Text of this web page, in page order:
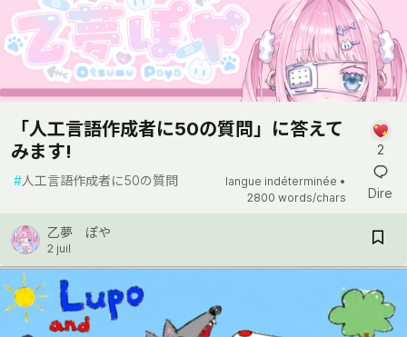
「人工言語作成者に50の質問」に答えて
みます!
#人工言語作成者に50の質問
langue indéterminée •
2800 words/chars
2
Dire
乙夢 ぽや
2 juil